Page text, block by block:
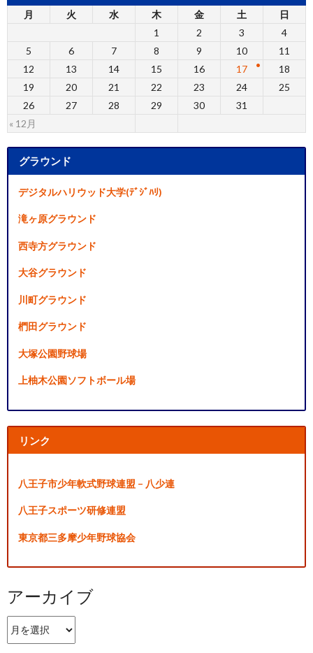
月 火 水 木 金 土 日
« 12月
1 2 3
4
5
6 7 8 9 10
11
12
13 14 15 16 17
18
19
20 21 22 23 24
25
26
27 28 29 30 31
グラウンド
デジタルハリウッド大学(ﾃﾞｼﾞﾊﾘ)
滝ヶ原グラウンド
西寺方グラウンド
大谷グラウンド
川町グラウンド
椚田グラウンド
大塚公園野球場
上柚木公園ソフトボール場
リンク
八王子市少年軟式野球連盟 – 八少連
八王子スポーツ研修連盟
東京都三多摩少年野球協会
アーカイブ
ー